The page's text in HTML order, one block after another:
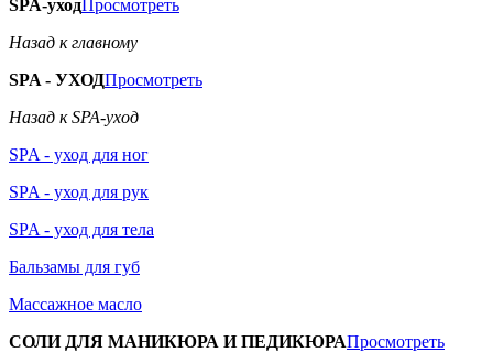
SPA-уходПросмотреть
Назад к главному
SPA - УХОДПросмотреть
Назад к SPA-уход
SPA - уход для ног
SPA - уход для рук
SPA - уход для тела
Бальзамы для губ
Массажное масло
СОЛИ ДЛЯ МАНИКЮРА И ПЕДИКЮРАПросмотреть